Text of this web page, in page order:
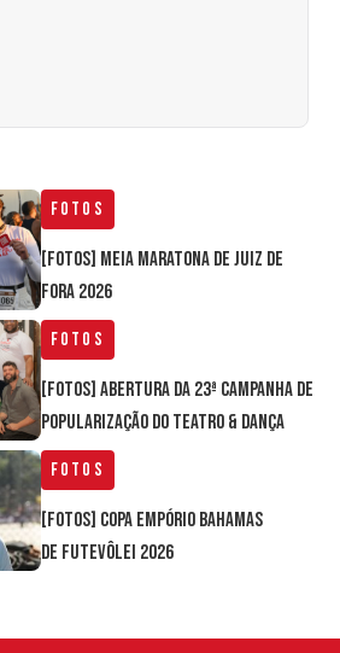
Fotos
[FOTOS] Meia Maratona de Juiz de
Fora 2026
Fotos
[FOTOS] Abertura da 23ª Campanha de
Popularização do Teatro & Dança
Fotos
[FOTOS] Copa Empório Bahamas
de Futevôlei 2026